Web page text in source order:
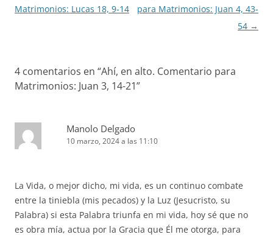
de
Matrimonios: Lucas 18, 9-14
para Matrimonios: Juan 4, 43-
54 →
4 comentarios en “Ahí, en alto. Comentario para
Matrimonios: Juan 3, 14-21”
Manolo Delgado
10 marzo, 2024 a las 11:10
La Vida, o mejor dicho, mi vida, es un continuo combate
entre la tiniebla (mis pecados) y la Luz (Jesucristo, su
Palabra) si esta Palabra triunfa en mi vida, hoy sé que no
es obra mía, actua por la Gracia que Él me otorga, para